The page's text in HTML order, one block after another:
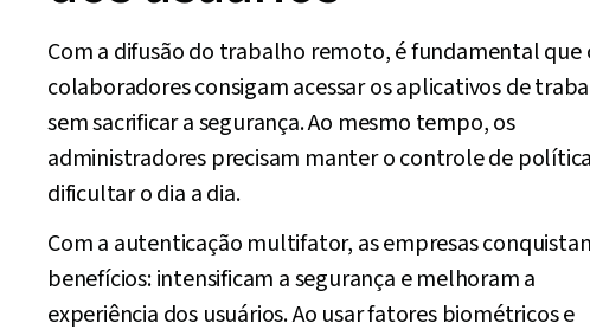
Com a difusão do trabalho remoto, é fundamental que
colaboradores consigam acessar os aplicativos de
sem sacrificar a segurança. Ao mesmo tempo, os
administradores precisam manter o controle de
dificultar o dia a dia.
Com a autenticação multifator, as empresas
benefícios: intensificam a segurança e melhoram a
experiência dos usuários. Ao usar fatores biométricos e